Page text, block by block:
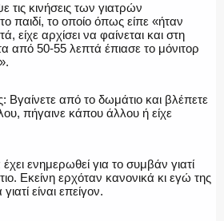
κινήσεις των γιατρών
παιδί, το οποίο όπως είπε «ήταν
είχε αρχίσει να φαίνεται και στη
από 50-55 λεπτά έπιασε το μόνιτορ
Βγαίνετε από το δωμάτιο και βλέπετε
πήγαινε κάπου άλλου ή είχε
ενημερωθεί για το συμβάν γιατί
Εκείνη ερχόταν κανονικά κι εγώ της
είναι επείγον.